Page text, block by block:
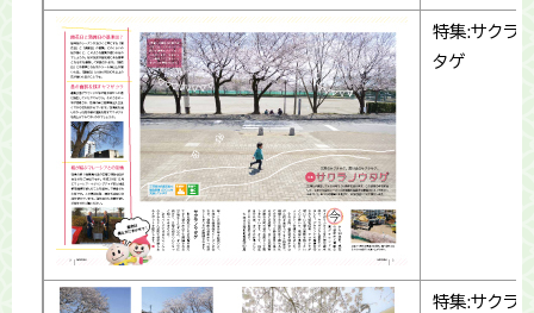
特集:サクラ
タゲ
特集:サクラ